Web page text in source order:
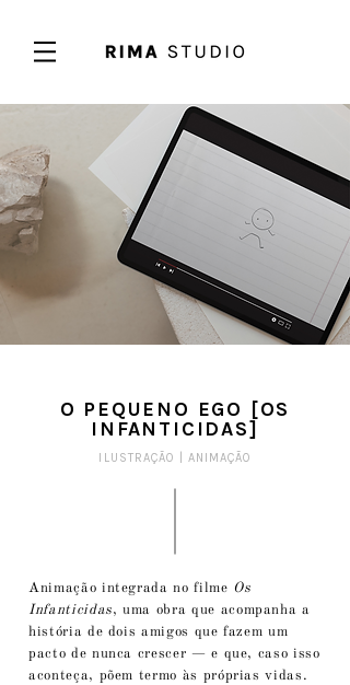
O PEQUENO EGO [OS
INFANTICIDAS]
ILUSTRAÇÃO | ANIMAÇÃO
Animação integrada no filme Os
Infanticidas, uma obra que acompanha a
história de dois amigos que fazem um
pacto de nunca crescer — e que, caso isso
aconteça, põem termo às próprias vidas.